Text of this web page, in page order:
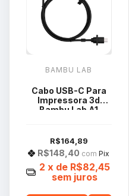
BAMBU LAB
Cabo USB-C Para
Impressora 3d
Bambu Lab A1
R$164,89
R$148,40 com Pix
2 x de R$82,45
sem juros